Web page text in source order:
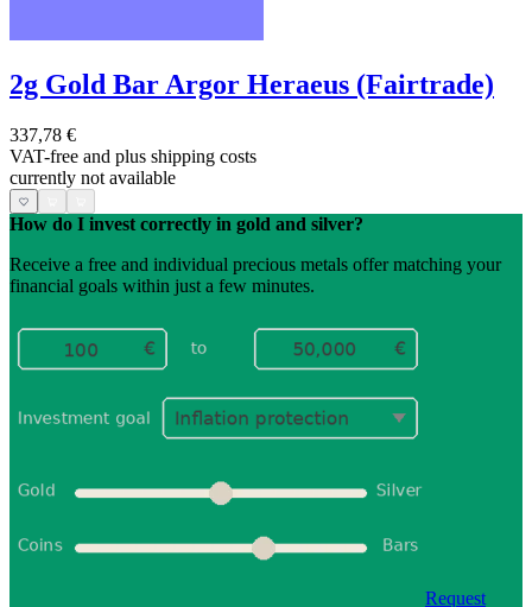
2g Gold Bar Argor Heraeus (Fairtrade)
337,78 €
VAT-free and plus shipping costs
currently not available
How do I invest correctly in gold and silver?
Receive a free and individual precious metals offer matching your
financial goals within just a few minutes.
Request